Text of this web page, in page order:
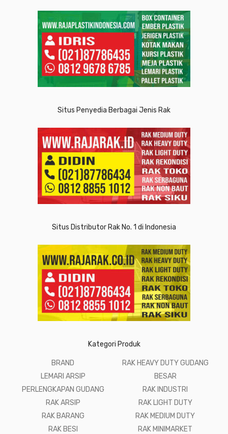
Situs Penyedia Berbagai Jenis Rak
Situs Distributor Rak No. 1 di Indonesia
Kategori Produk
BRAND
LEMARI ARSIP
PERLENGKAPAN GUDANG
RAK ARSIP
RAK BARANG
RAK BESI
RAK HEAVY DUTY GUDANG
BESAR
RAK INDUSTRI
RAK LIGHT DUTY
RAK MEDIUM DUTY
RAK MINIMARKET